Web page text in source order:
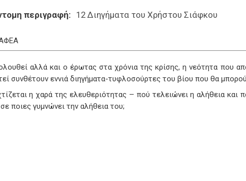
περιγραφή 12 Διηγήματα του Χρήστου Σιάφκου
αλλά και ο έρωτας στα χρόνια της κρίσης, η νεότητα που
συνθέτουν εννιά διηγήματα-τυφλοσούρτες του βίου που θα
η χαρά της ελευθεριότητας – πού τελειώνει η αλήθεια και
ποιες γυμνώνει την αλήθεια του;